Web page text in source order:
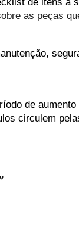
as peças
de
circulem